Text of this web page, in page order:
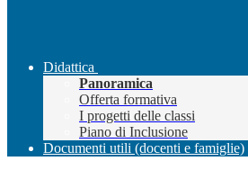
Didattica
Panoramica
Offerta formativa
I progetti delle classi
Piano di Inclusione
Documenti utili (docenti e famiglie)